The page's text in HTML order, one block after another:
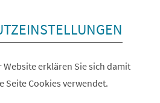
erklären Sie sich damit
Seite Cookies verwendet.